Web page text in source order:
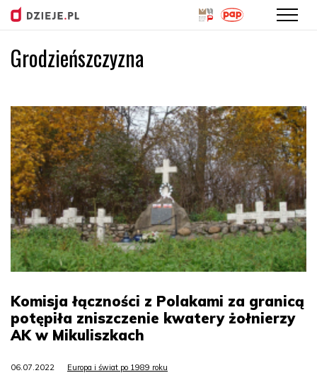
Grodzieńszczyzna
Komisja łączności z Polakami za granicą
potępiła zniszczenie kwatery żołnierzy
AK w Mikuliszkach
06.07.2022 Europa i świat po 1989 roku